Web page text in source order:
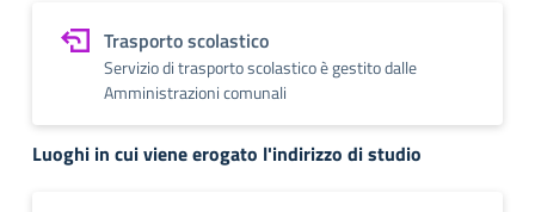
Trasporto scolastico
Servizio di trasporto scolastico è gestito dalle
Amministrazioni comunali
Luoghi in cui viene erogato l'indirizzo di studio